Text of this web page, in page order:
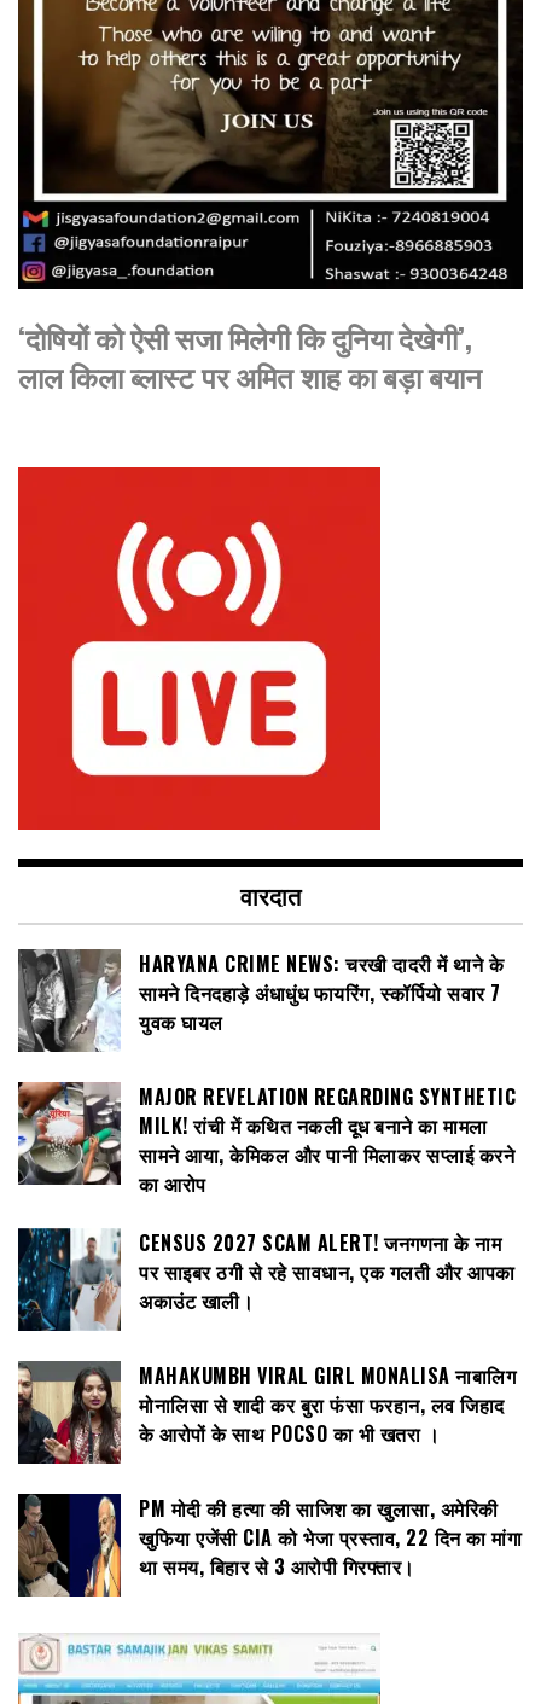
‘दोषियों को ऐसी सजा मिलेगी कि दुनिया देखेगी’,
लाल किला ब्लास्ट पर अमित शाह का बड़ा बयान
वारदात
HARYANA CRIME NEWS: चरखी दादरी में थाने के
सामने दिनदहाड़े अंधाधुंध फायरिंग, स्कॉर्पियो सवार 7
युवक घायल
MAJOR REVELATION REGARDING SYNTHETIC
MILK! रांची में कथित नकली दूध बनाने का मामला
सामने आया, केमिकल और पानी मिलाकर सप्लाई करने
का आरोप
CENSUS 2027 SCAM ALERT! जनगणना के नाम
पर साइबर ठगी से रहे सावधान, एक गलती और आपका
अकाउंट खाली।
MAHAKUMBH VIRAL GIRL MONALISA नाबालिग
मोनालिसा से शादी कर बुरा फंसा फरहान, लव जिहाद
के आरोपों के साथ POCSO का भी खतरा ।
PM मोदी की हत्या की साजिश का खुलासा, अमेरिकी
खुफिया एजेंसी CIA को भेजा प्रस्ताव, 22 दिन का मांगा
था समय, बिहार से 3 आरोपी गिरफ्तार।